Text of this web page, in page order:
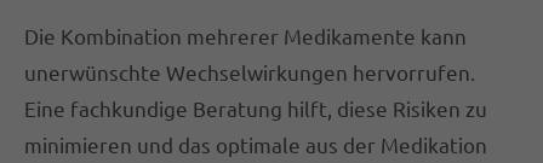
Die Kombination mehrerer Medikamente kann
unerwünschte Wechselwirkungen hervorrufen.
Eine fachkundige Beratung hilft, diese Risiken zu
minimieren und das optimale aus der Medikation